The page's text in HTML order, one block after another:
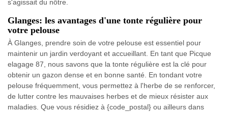
s'agissait du nôtre.
Glanges: les avantages d'une tonte régulière pour
votre pelouse
À Glanges, prendre soin de votre pelouse est essentiel pour
maintenir un jardin verdoyant et accueillant. En tant que Picque
elagage 87, nous savons que la tonte régulière est la clé pour
obtenir un gazon dense et en bonne santé. En tondant votre
pelouse fréquemment, vous permettez à l'herbe de se renforcer,
de lutter contre les mauvaises herbes et de mieux résister aux
maladies. Que vous résidiez à {code_postal} ou ailleurs dans